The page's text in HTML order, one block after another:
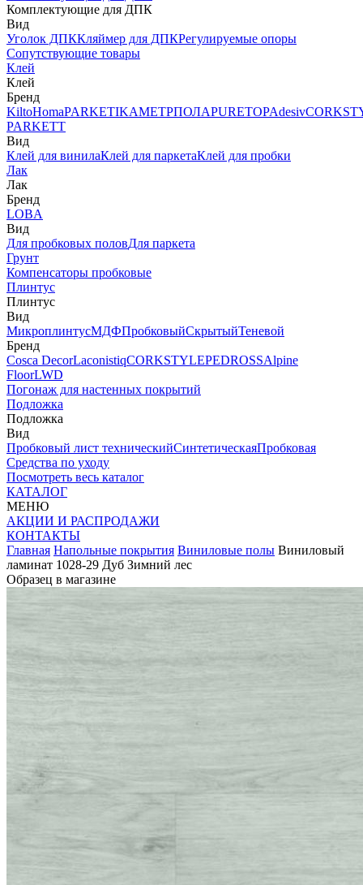
Комплектующие для ДПК
Вид
Уголок ДПККляймер для ДПКРегулируемые опоры
Сопутствующие товары
Клей
Клей
Бренд
KiltoHomaPARKETIKAМЕТРПОЛАPURETOPAdesiv
PARKETT
Вид
Клей для винилаКлей для паркетаКлей для пробки
Лак
Лак
Бренд
LOBA
Вид
Для пробковых половДля паркета
Грунт
Компенсаторы пробковые
Плинтус
Плинтус
Вид
МикроплинтусМДФПробковыйСкрытыйТеневой
Бренд
Cosca DecorLaconistiqCORKSTYLEPEDROSSAlpine
FloorLWD
Погонаж для настенных покрытий
Подложка
Подложка
Вид
Пробковый лист техническийСинтетическаяПробковая
Средства по уходу
Посмотреть весь каталог
КАТАЛОГ
МЕНЮ
АКЦИИ И РАСПРОДАЖИ
КОНТАКТЫ
Главная Напольные покрытия Виниловые полы Виниловый
ламинат 1028-29 Дуб Зимний лес
Образец в магазине